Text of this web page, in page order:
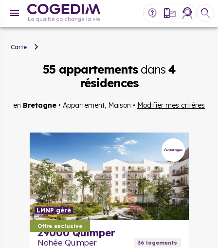
Carte
55 appartementsdans4
résidences
en Bretagne • Appartement, Maison • Modifier mes critères
Offre exclusive
LMNP géré
29000 Quimper
Nohée Quimper 36logements